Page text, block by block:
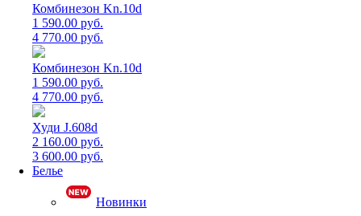
Комбинезон Kn.10d
1 590.00 руб.
4 770.00 руб.
Комбинезон Kn.10d
1 590.00 руб.
4 770.00 руб.
Худи J.608d
2 160.00 руб.
3 600.00 руб.
Белье
Новинки